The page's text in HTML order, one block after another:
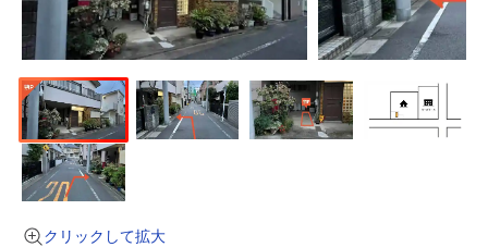
クリックして拡大